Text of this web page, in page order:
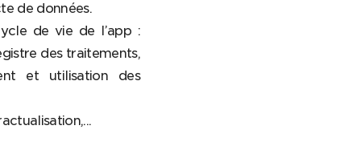
de données.
de vie de l’app :
des traitements,
et utilisation des